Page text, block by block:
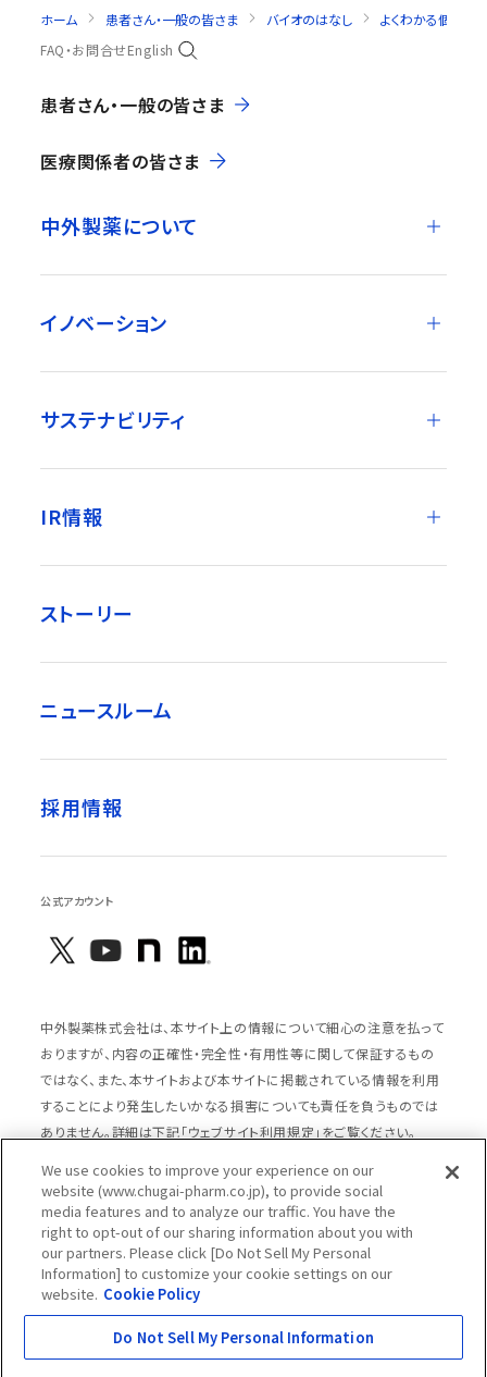
ホーム 患者さん・一般の皆さま バイオのはなし
よくわかる個別化
FAQ・お問合せEnglish
患者さん・一般の皆さま
医療関係者の皆さま
中外製薬について
イノベーション
サステナビリティ
IR情報
ストーリー
ニュースルーム
採用情報
公式アカウント
中外製薬株式会社は、本サイト上の情報について細心の注意を払って
おりますが、内容の正確性・完全性・有用性等に関して保証するもの
ではなく、また、本サイトおよび本サイトに掲載されている情報を利用
することにより発生したいかなる損害についても責任を負うものでは
ありません。詳細は下記「ウェブサイト利用規定」をご覧ください。
サイトマップ
ウェブサイト利用規定
個人情報の取扱いのご案内
ソーシャルメディアポリシー
推奨閲覧環境
ウェブアクセシビリティ対応
Copyright © Chugai Pharmaceutical Co., Ltd.All rights reserved.
We use cookies to improve your experience on our
website (www.chugai-pharm.co.jp), to provide social
media features and to analyze our traffic. You have the
right to opt-out of our sharing information about you with
our partners. Please click [Do Not Sell My Personal
Information] to customize your cookie settings on our
website. Cookie Policy
Do Not Sell My Personal Information